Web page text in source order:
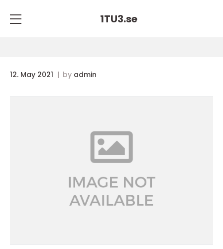
1TU3.se
12. May 2021 by admin